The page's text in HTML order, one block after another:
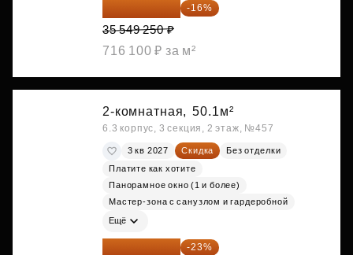
29 861 370 ₽ -16%
35 549 250 ₽
716 100 ₽ за м²
2-комнатная, 50.1м²
6.3 корпус, 3 секция, 2 этаж, №457
3 кв 2027 Скидка
Без отделки
Платите как хотите
Панорамное окно (1 и более)
Мастер-зона с санузлом и гардеробной
Ещё
29 877 887 ₽ -23%